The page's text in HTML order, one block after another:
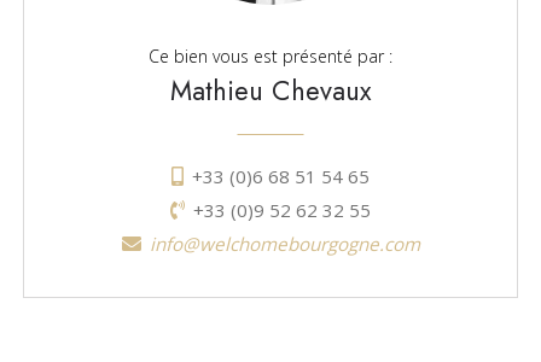
Ce bien vous est présenté par :
Mathieu Chevaux
+33 (0)6 68 51 54 65
+33 (0)9 52 62 32 55
info@welchomebourgogne.com